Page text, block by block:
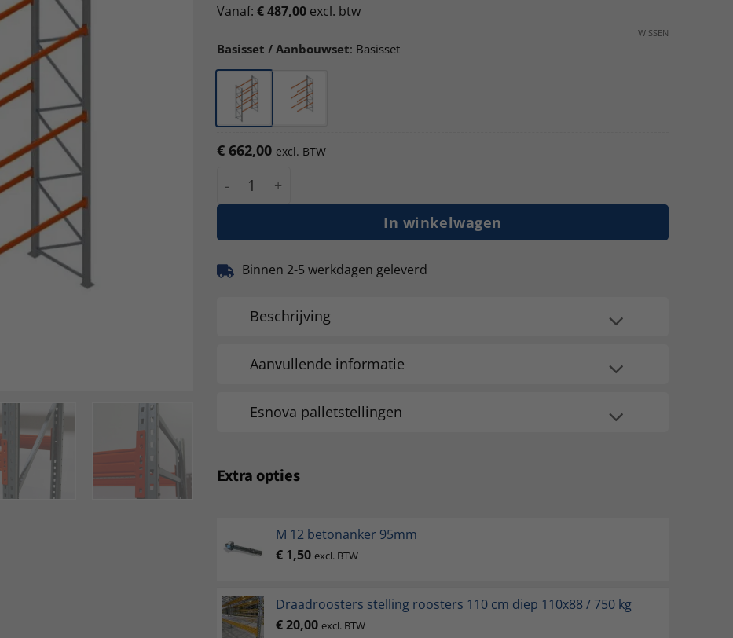
Vanaf: €487,00 excl. btw
Basisset / Aanbouwset: Basisset
WISSEN
€ 662,00 excl. BTW
Palletstelling Esnova 500 cm hoog - 110 cm diep - 330 cm lengte - 3 lagen
In winkelwagen
Binnen 2-5 werkdagen geleverd
Beschrijving
Aanvullende informatie
Esnova palletstellingen
Extra opties
M 12 betonanker 95mm
€ 1,50 excl. BTW
Draadroosters stelling roosters 110 cm diep 110x88 / 750 kg
€20,00 excl. BTW